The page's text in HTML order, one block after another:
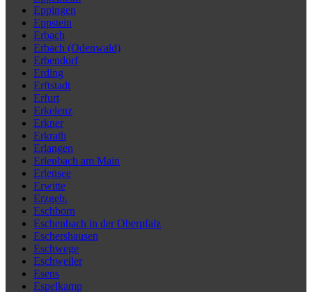
Eppingen
Eppstein
Erbach
Erbach (Odenwald)
Erbendorf
Erding
Erftstadt
Erfurt
Erkelenz
Erkner
Erkrath
Erlangen
Erlenbach am Main
Erlensee
Erwitte
Erzgeb.
Eschborn
Eschenbach in der Oberpfalz
Eschershausen
Eschwege
Eschweiler
Esens
Espelkamp